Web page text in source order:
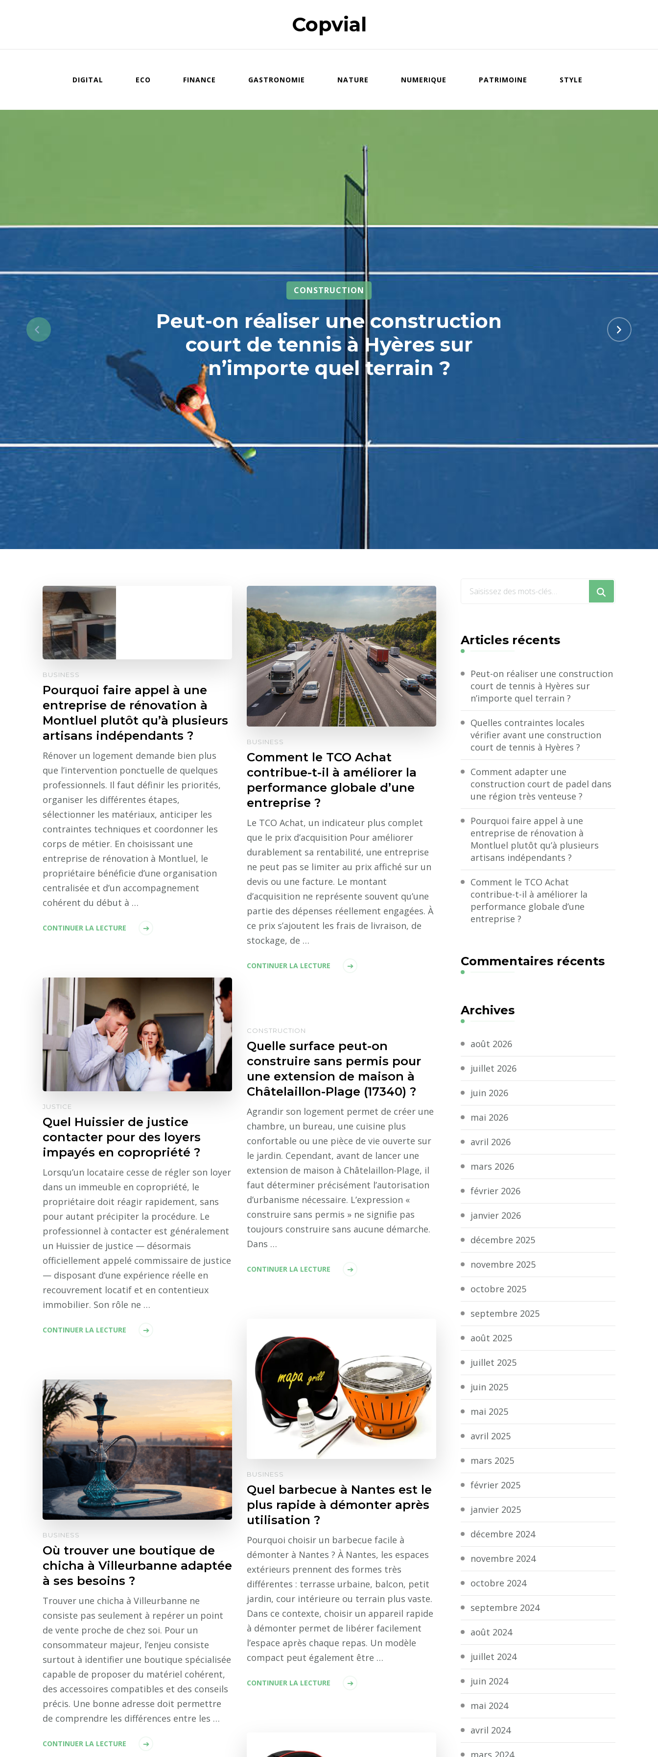
Copvial
DIGITAL ECO FINANCE GASTRONOMIE NATURE NUMERIQUE PATRIMOINE STYLE
CONSTRUCTION
Peut-on réaliser une construction
court de tennis à Hyères sur
n’importe quel terrain ?
BUSINESS
Pourquoi faire appel à une
entreprise de rénovation à
Montluel plutôt qu’à plusieurs
artisans indépendants ?
Rénover un logement demande bien plus
que l’intervention ponctuelle de quelques
professionnels. Il faut définir les priorités,
organiser les différentes étapes,
sélectionner les matériaux, anticiper les
contraintes techniques et coordonner les
corps de métier. En choisissant une
entreprise de rénovation à Montluel, le
propriétaire bénéficie d’une organisation
centralisée et d’un accompagnement
cohérent du début à …
CONTINUER LA LECTURE
BUSINESS
Comment le TCO Achat
contribue-t-il à améliorer la
performance globale d’une
entreprise ?
Le TCO Achat, un indicateur plus complet
que le prix d’acquisition Pour améliorer
durablement sa rentabilité, une entreprise
ne peut pas se limiter au prix affiché sur un
devis ou une facture. Le montant
d’acquisition ne représente souvent qu’une
partie des dépenses réellement engagées. À
ce prix s’ajoutent les frais de livraison, de
stockage, de …
CONTINUER LA LECTURE
JUSTICE
Quel Huissier de justice
contacter pour des loyers
impayés en copropriété ?
Lorsqu’un locataire cesse de régler son loyer
dans un immeuble en copropriété, le
propriétaire doit réagir rapidement, sans
pour autant précipiter la procédure. Le
professionnel à contacter est généralement
un Huissier de justice — désormais
officiellement appelé commissaire de justice
— disposant d’une expérience réelle en
recouvrement locatif et en contentieux
immobilier. Son rôle ne …
CONTINUER LA LECTURE
CONSTRUCTION
Quelle surface peut-on
construire sans permis pour
une extension de maison à
Châtelaillon-Plage (17340) ?
Agrandir son logement permet de créer une
chambre, un bureau, une cuisine plus
confortable ou une pièce de vie ouverte sur
le jardin. Cependant, avant de lancer une
extension de maison à Châtelaillon-Plage, il
faut déterminer précisément l’autorisation
d’urbanisme nécessaire. L’expression «
construire sans permis » ne signifie pas
toujours construire sans aucune démarche.
Dans …
CONTINUER LA LECTURE
BUSINESS
Quel barbecue à Nantes est le
plus rapide à démonter après
utilisation ?
Pourquoi choisir un barbecue facile à
démonter à Nantes ? À Nantes, les espaces
extérieurs prennent des formes très
différentes : terrasse urbaine, balcon, petit
jardin, cour intérieure ou terrain plus vaste.
Dans ce contexte, choisir un appareil rapide
à démonter permet de libérer facilement
l’espace après chaque repas. Un modèle
compact peut également être …
CONTINUER LA LECTURE
BUSINESS
Où trouver une boutique de
chicha à Villeurbanne adaptée
à ses besoins ?
Trouver une chicha à Villeurbanne ne
consiste pas seulement à repérer un point
de vente proche de chez soi. Pour un
consommateur majeur, l’enjeu consiste
surtout à identifier une boutique spécialisée
capable de proposer du matériel cohérent,
des accessoires compatibles et des conseils
précis. Une bonne adresse doit permettre
de comprendre les différences entre les …
CONTINUER LA LECTURE
Vous
?
Articles récents
Peut-on réaliser une construction
court de tennis à Hyères sur
n’importe quel terrain ?
Quelles contraintes locales
vérifier avant une construction
court de tennis à Hyères ?
Comment adapter une
construction court de padel dans
une région très venteuse ?
Pourquoi faire appel à une
entreprise de rénovation à
Montluel plutôt qu’à plusieurs
artisans indépendants ?
Comment le TCO Achat
contribue-t-il à améliorer la
performance globale d’une
entreprise ?
Commentaires récents
Archives
août 2026
juillet 2026
juin 2026
mai 2026
avril 2026
mars 2026
février 2026
janvier 2026
décembre 2025
novembre 2025
octobre 2025
septembre 2025
août 2025
juillet 2025
juin 2025
mai 2025
avril 2025
mars 2025
février 2025
janvier 2025
décembre 2024
novembre 2024
octobre 2024
septembre 2024
août 2024
juillet 2024
juin 2024
mai 2024
avril 2024
mars 2024